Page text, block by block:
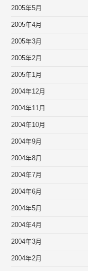
2005年5月
2005年4月
2005年3月
2005年2月
2005年1月
2004年12月
2004年11月
2004年10月
2004年9月
2004年8月
2004年7月
2004年6月
2004年5月
2004年4月
2004年3月
2004年2月